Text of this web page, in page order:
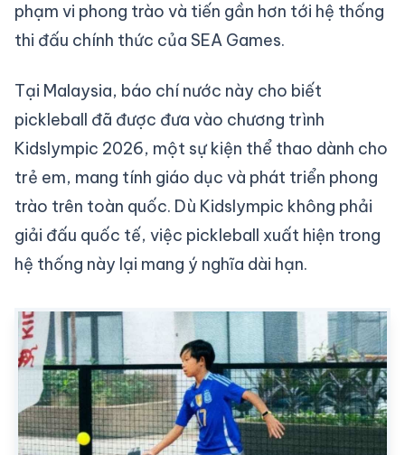
phạm vi phong trào và tiến gần hơn tới hệ thống
thi đấu chính thức của SEA Games.
Tại Malaysia, báo chí nước này cho biết
pickleball đã được đưa vào chương trình
Kidslympic 2026, một sự kiện thể thao dành cho
trẻ em, mang tính giáo dục và phát triển phong
trào trên toàn quốc. Dù Kidslympic không phải
giải đấu quốc tế, việc pickleball xuất hiện trong
hệ thống này lại mang ý nghĩa dài hạn.